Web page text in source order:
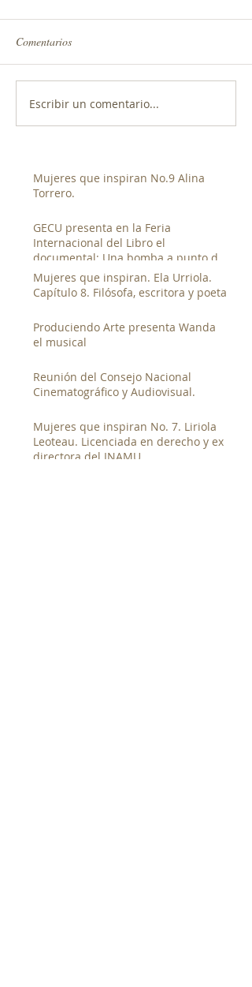
Comentarios
Escribir un comentario...
Mujeres que inspiran No.9 Alina
Torrero.
GECU presenta en la Feria
Internacional del Libro el
documental: Una bomba a punto de
estallar de Luis Franco.
Mujeres que inspiran. Ela Urriola.
Capítulo 8. Filósofa, escritora y poeta
Produciendo Arte presenta Wanda
el musical
Reunión del Consejo Nacional
Cinematográfico y Audiovisual.
Mujeres que inspiran No. 7. Liriola
Leoteau. Licenciada en derecho y ex
directora del INAMU